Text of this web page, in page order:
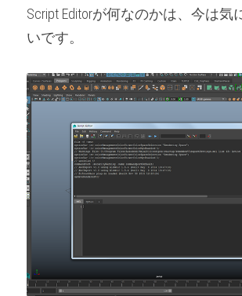
Script Editorが何なのかは、今は気
いです。